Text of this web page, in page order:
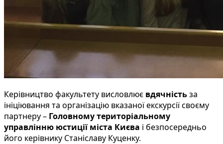
Керівництво факультету висловлює вдячністьза
ініціювання та організацію вказаної екскурсії своєму
партнеру – Головному територіальному
управлінню юстиції міста Києва і безпосередньо
його керівнику Станіславу Куценку.